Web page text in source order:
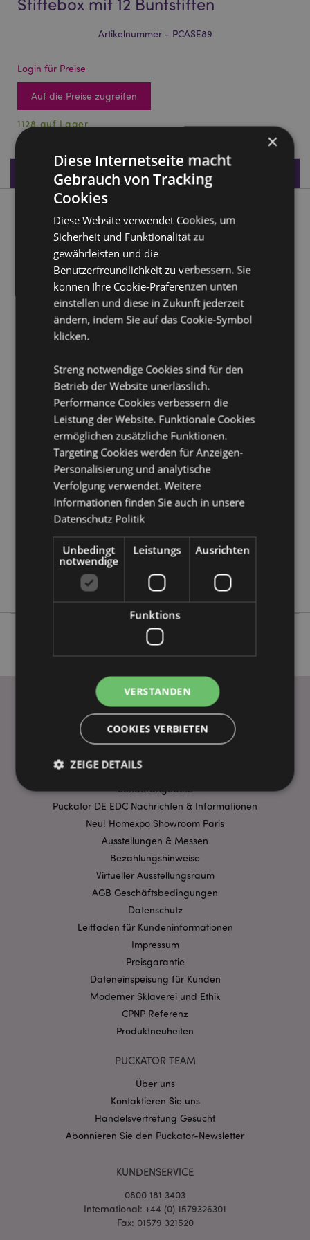
Artikelnummer - PCASE89
Login für Preise
Auf die Preise zugreifen
1128 auf Lager
Produktdaten
Produktbeschreibung
Mariniverse Ozean Meerestiere Stiftebox mit 12 Buntstiften
Material:Holz (Pappel) und Karton
Anzahl im Set: 12 Buntstifte - Ausgewählte Farben
Produkttressourcen:
Möchten Sie mehr über den Einkauf bei Puckator
Kundeninformationen.
Produktattribute
Information
Höhe 10cm Breite 3.5cm Tiefe 3.5cm Bleistift
Länge 8.5cm
5055071505102
240
0.050000
Keine
Keine
Keine
Mariniverse
WICHTIGE INFORMATION
Lieferbedingungen
Sonderangebote
Puckator DE EDC Nachrichten & Informationen
Neu! Homexpo Showroom Paris
Ausstellungen & Messen
Bezahlungshinweise
Virtueller Ausstellungsraum
AGB Geschäftsbedingungen
Datenschutz
Leitfaden für Kundeninformationen
Impressum
Preisgarantie
Dateneinspeisung für Kunden
Moderner Sklaverei und Ethik
CPNP Referenz
Produktneuheiten
PUCKATOR TEAM
Über uns
Kontaktieren Sie uns
Handelsvertretung Gesucht
Abonnieren Sie den Puckator-Newsletter
KUNDENSERVICE
0800 181 3403
International: +44 (0) 1579326301
Fax: 01579 321520
×
Diese Internetseite macht
Gebrauch von Tracking
Cookies
Diese Website verwendet Cookies, um
Sicherheit und Funktionalität zu
gewährleisten und die
Benutzerfreundlichkeit zu verbessern. Sie
können Ihre Cookie-Präferenzen unten
einstellen und diese in Zukunft jederzeit
ändern, indem Sie auf das Cookie-Symbol
klicken.
Streng notwendige Cookies sind für den
Betrieb der Website unerlässlich.
Performance Cookies verbessern die
Leistung der Website. Funktionale Cookies
ermöglichen zusätzliche Funktionen.
Targeting Cookies werden für Anzeigen-
Personalisierung und analytische
Verfolgung verwendet. Weitere
Informationen finden Sie auch in unsere
Datenschutz Politik
Unbedingt
notwendige
Leistungs Ausrichten
Funktions
VERSTANDEN
COOKIES VERBIETEN
ZEIGE DETAILS
Unbedingt notwendige
Leistungs
Ausrichten
Funktions
Streng-notwendige-Cookies ermöglichen
Kernfunktionen der Website wie die
Ohne unbedingt notwendige cookies kann die
Website nicht richtig genutzt werden.
Provider
CookieScriptConsent
mage-cache-storage-section-